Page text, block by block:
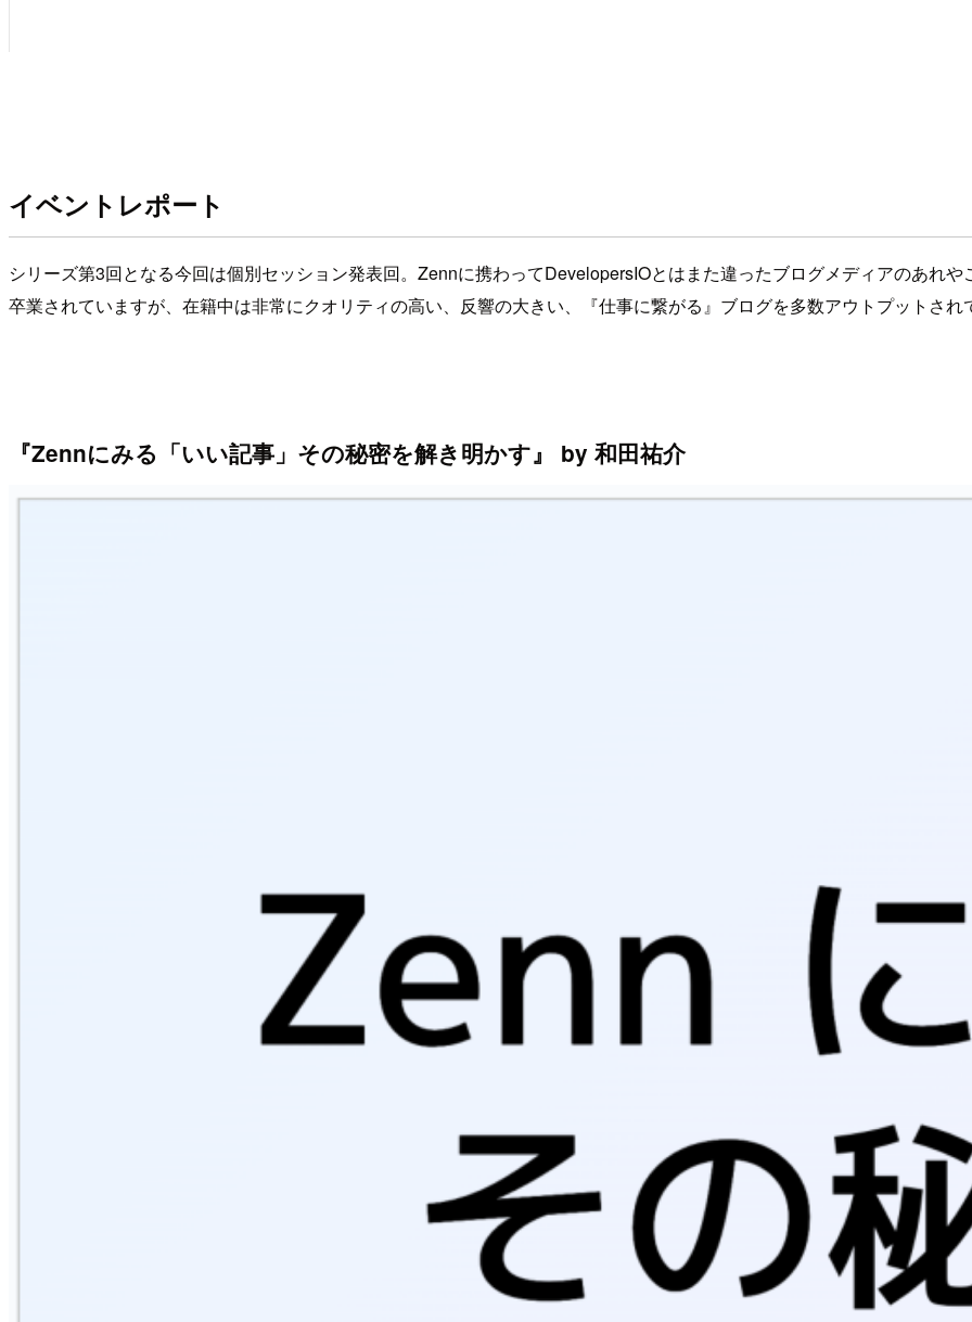
イベントレポート
シリーズ第3回となる今回は個別セッション発表回。Zennに携わってDevelopersIOとはまた違ったブログメディアのあれ
卒業されていますが、在籍中は非常にクオリティの高い、反響の大きい、『仕事に繋がる』ブログを多数アウトプットされ
『Zennにみる「いい記事」その秘密を解き明かす』 by 和田祐介